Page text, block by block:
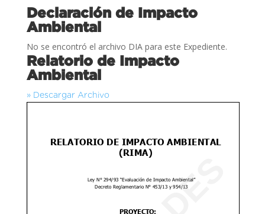
Declaración de Impacto
Ambiental
No se encontró el archivo DIA para este Expediente.
Relatorio de Impacto
Ambiental
» Descargar Archivo